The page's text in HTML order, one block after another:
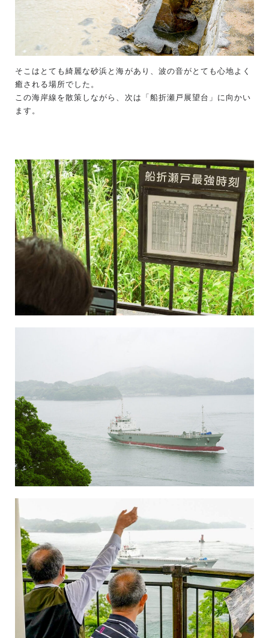
そこはとても綺麗な砂浜と海があり、波の音がとても心地よく
癒される場所でした。
この海岸線を散策しながら、次は「船折瀬戸展望台」に向かい
ます。